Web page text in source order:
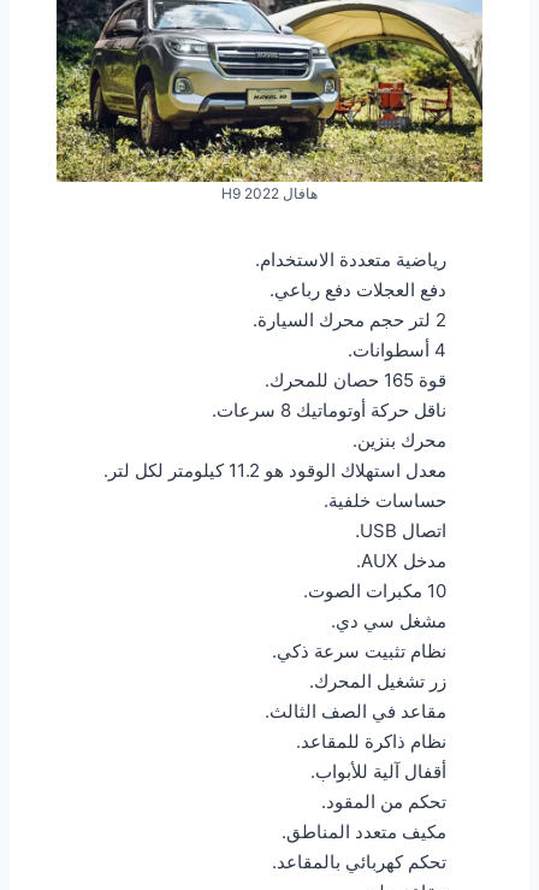
هافال H9 2022
رياضية متعددة الاستخدام.
دفع العجلات دفع رباعي.
2 لتر حجم محرك السيارة.
4 أسطوانات.
قوة 165 حصان للمحرك.
ناقل حركة أوتوماتيك 8 سرعات.
محرك بنزين.
معدل استهلاك الوقود هو 11.2 كيلومتر لكل لتر.
حساسات خلفية.
اتصال USB.
مدخل AUX.
10 مكبرات الصوت.
مشغل سي دي.
نظام تثبيت سرعة ذكي.
زر تشغيل المحرك.
مقاعد في الصف الثالث.
نظام ذاكرة للمقاعد.
أقفال آلية للأبواب.
تحكم من المقود.
مكيف متعدد المناطق.
تحكم كهربائي بالمقاعد.